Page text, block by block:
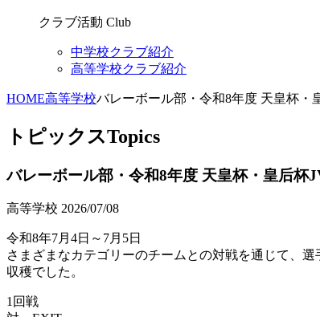
クラブ活動 Club
中学校クラブ紹介
高等学校クラブ紹介
HOME高等学校バレーボール部・令和8年度 天皇杯・
トピックスTopics
バレーボール部・令和8年度 天皇杯・皇后杯
高等学校 2026/07/08
令和8年7月4日～7月5日
さまざまなカテゴリーのチームとの対戦を通じて、
収穫でした。
1回戦